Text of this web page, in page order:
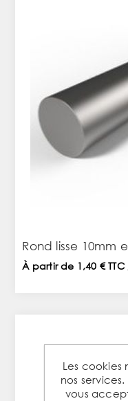
Rond lisse 10mm
À partir de 1,40 € TTC
Les cookies
nos
vous